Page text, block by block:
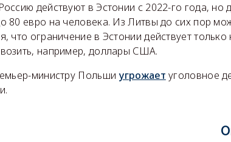
действуют в Эстонии с 2022-го года, но
80 евро на человека. Из Литвы до сих пор
что ограничение в Эстонии действует
например, доллары США.
министру Польшиугрожает уголовное